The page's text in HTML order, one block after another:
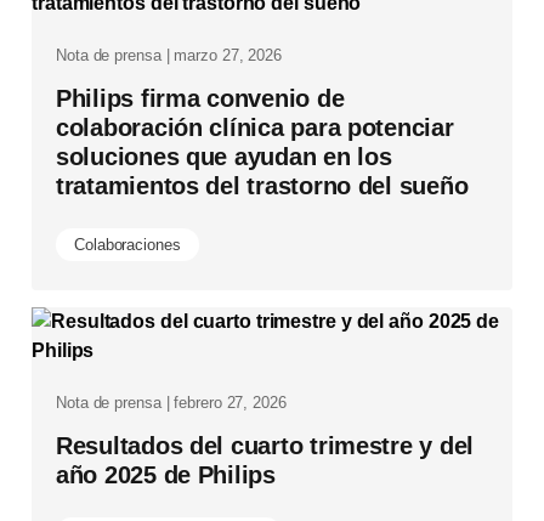
Nota de prensa | marzo 27, 2026
Philips firma convenio de
colaboración clínica para potenciar
soluciones que ayudan en los
tratamientos del trastorno del sueño
Colaboraciones
Nota de prensa | febrero 27, 2026
Resultados del cuarto trimestre y del
año 2025 de Philips